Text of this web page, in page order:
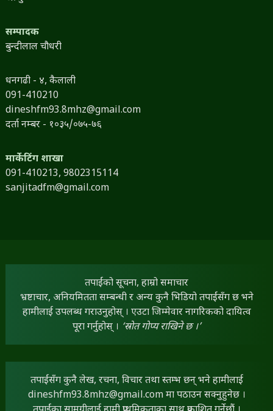
सम्पादक
बुन्दीलाल चौधरी
धनगढी - ४, कैलाली
091-410210
dineshfm93.8mhz@gmail.com
दर्ता नम्बर - १०३५/०७५-७६
मार्केटिंग शाखा
091-410213, 9802315114
sanjitadfm@gmail.com
तपाईंको सूचना, हाम्रो समाचार
भ्रष्टाचार, अनियमितता सम्बन्धी र अन्य कुनै भिडियो तपाईंसँग छ भने
हामीलाई उपलब्ध गराउनुहोस् । एउटा जिम्मेवार नागरिकको दायित्व
पूरा गर्नुहोस् । ‘स्रोत गोप्य राखिने छ ।’
तपाईंसँग कुनै लेख, रचना, विचार तथा स्तम्भ छन् भने हामीलाई
dineshfm93.8mhz@gmail.comमा पठाउन सक्नुहुनेछ ।